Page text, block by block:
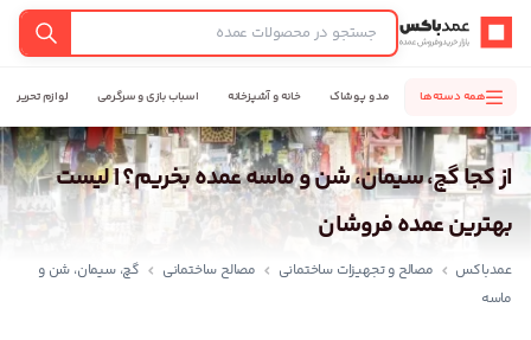
عمدباکس — بازگشت به صفحه اصلی
جستجو
همه دسته‌ها مد و پوشاک خانه و آشپزخانه اسباب بازی و سرگرمی لوازم تحریر
از کجا گچ، سیمان، شن و ماسه عمده بخریم؟ | لیست
بهترین عمده فروشان
عمدباکس مصالح و تجهیزات ساختمانی مصالح ساختمانی
گچ، سیمان، شن و
ماسه